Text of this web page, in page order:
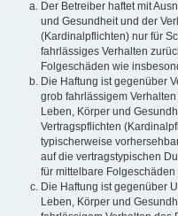
Der Betreiber haftet mit
und Gesundheit und der
(Kardinalpflichten) nur für
fahrlässiges Verhalten
Folgeschäden wie
Die Haftung ist gegenüber
grob fahrlässigem
Leben, Körper und
Vertragspflichten
typischerweise
auf die vertragstypischen
für mittelbare
Die Haftung ist gegenüber
Leben, Körper und